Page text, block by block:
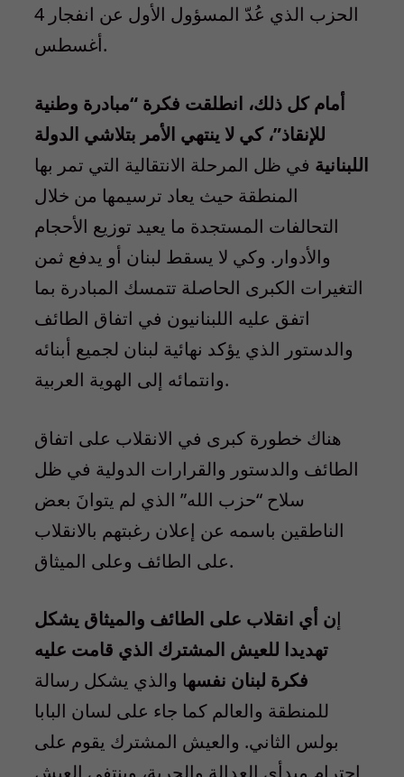
الحزب الذي عُدّ المسؤول الأول عن انفجار 4
أغسطس.
أمام كل ذلك، انطلقت فكرة “مبادرة وطنية
للإنقاذ”، كي لا ينتهي الأمر بتلاشي الدولة
اللبنانية في ظل المرحلة الانتقالية التي تمر بها
المنطقة حيث يعاد ترسيمها من خلال
التحالفات المستجدة ما يعيد توزيع الأحجام
والأدوار. وكي لا يسقط لبنان أو يدفع ثمن
التغيرات الكبرى الحاصلة تتمسك المبادرة بما
اتفق عليه اللبنانيون في اتفاق الطائف
والدستور الذي يؤكد نهائية لبنان لجميع أبنائه
وانتمائه إلى الهوية العربية.
هناك خطورة كبرى في الانقلاب على اتفاق
الطائف والدستور والقرارات الدولية في ظل
سلاح “حزب الله” الذي لم يتوانَ بعض
الناطقين باسمه عن إعلان رغبتهم بالانقلاب
على الطائف وعلى الميثاق.
إن أي انقلاب على الطائف والميثاق يشكل
تهديدا للعيش المشترك الذي قامت عليه
فكرة لبنان نفسها والذي يشكل رسالة
للمنطقة والعالم كما جاء على لسان البابا
بولس الثاني. والعيش المشترك يقوم على